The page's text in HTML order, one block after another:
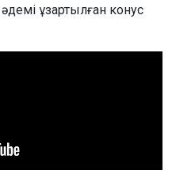
ұзартылған конус